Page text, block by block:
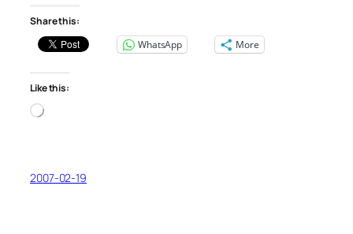
Share this:
WhatsApp
More
Like this:
Loading…
2007-02-19